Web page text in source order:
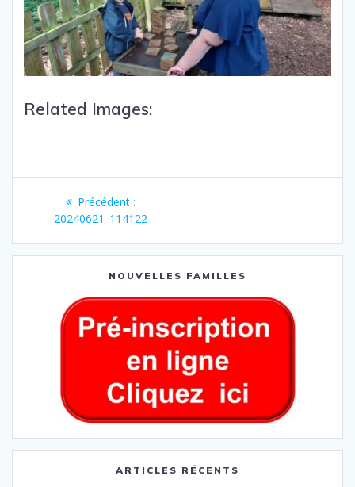
Related Images:
Précédent :
20240621_114122
NOUVELLES FAMILLES
ARTICLES RÉCENTS